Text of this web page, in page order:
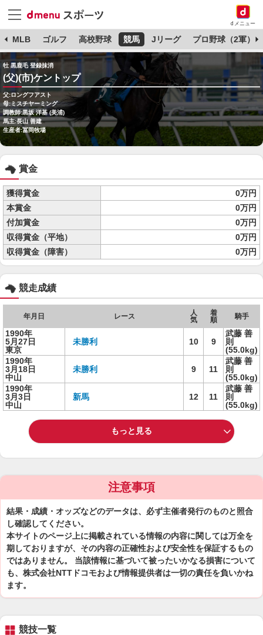
dメニュー
MLB ゴルフ 高校野球 競馬 Jリーグ プロ野球（2軍）
牡 黒鹿毛 登録抹消
(父)(市)ケントップ
父:ロングフアスト
母:ミスチヤーミング
調教師:黒坂 洋基 (美浦)
馬主:長山 善建
生産者:冨岡牧場
賞金
獲得賞金
0万円
本賞金
0万円
付加賞金
0万円
収得賞金（平地）
0万円
収得賞金（障害）
0万円
競走成績
年月日 レース
人
気
着
順
騎手
1990年
5月27日
東京
未勝利 10 9
武藤 善
則
(55.0kg)
1990年
3月18日
中山
未勝利 9 11
武藤 善
則
(55.0kg)
1990年
3月3日
中山
新馬 12 11
武藤 善
則
(55.0kg)
もっと見る
注意事項
結果・成績・オッズなどのデータは、必ず主催者発行のものと照合
し確認してください。
本サイトのページ上に掲載されている情報の内容に関しては万全を
期しておりますが、その内容の正確性および安全性を保証するもの
ではありません。 当該情報に基づいて被ったいかなる損害について
も、株式会社NTTドコモおよび情報提供者は一切の責任を負いかね
ます。
競技一覧